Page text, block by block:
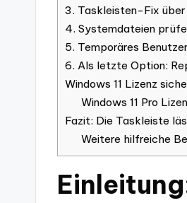
3. Taskleisten-Fix
4. Systemdateien
5. Temporäres
6. Als letzte Option:
Windows 11 Lizenz
Windows 11 Pro
Fazit: Die Taskleiste
Weitere hilfreiche